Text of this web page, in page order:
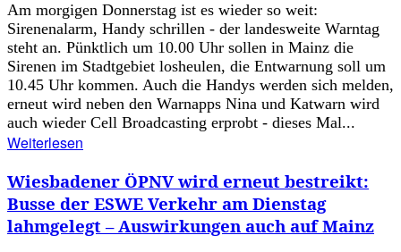
Am morgigen Donnerstag ist es wieder so weit:
Sirenenalarm, Handy schrillen - der landesweite Warntag
steht an. Pünktlich um 10.00 Uhr sollen in Mainz die
Sirenen im Stadtgebiet losheulen, die Entwarnung soll um
10.45 Uhr kommen. Auch die Handys werden sich melden,
erneut wird neben den Warnapps Nina und Katwarn wird
auch wieder Cell Broadcasting erprobt - dieses Mal...
Weiterlesen
Wiesbadener ÖPNV wird erneut bestreikt:
Busse der ESWE Verkehr am Dienstag
lahmgelegt – Auswirkungen auch auf Mainz